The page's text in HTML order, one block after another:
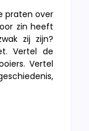
praten over
zin heeft
zij zijn?
Vertel de
Vertel